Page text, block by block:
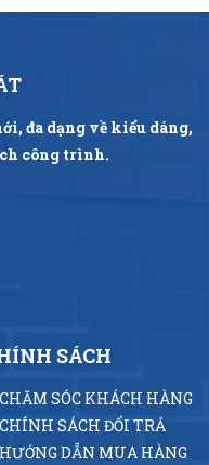
đa dạng về kiểu dáng,
công trình.
SÁCH
CHĂM SÓC KHÁCH HÀNG
CHÍNH SÁCH ĐỔI TRẢ
HƯỚNG DẪN MUA HÀNG